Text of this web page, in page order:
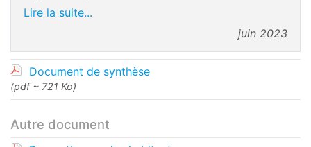
Lire la suite...
juin 2023
Document de synthèse
(pdf ~ 721 Ko)
Autre document